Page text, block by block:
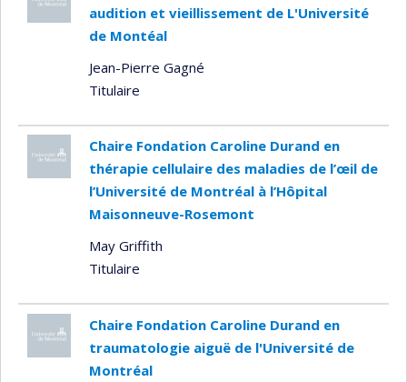
audition et vieillissement de L'Université
de Montéal
Jean-Pierre Gagné
Titulaire
Chaire Fondation Caroline Durand en
thérapie cellulaire des maladies de l’œil de
l’Université de Montréal à l’Hôpital
Maisonneuve-Rosemont
May Griffith
Titulaire
Chaire Fondation Caroline Durand en
traumatologie aiguë de l'Université de
Montréal